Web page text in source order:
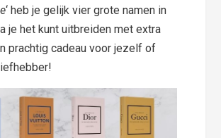
‘ heb je gelijk vier grote namen in
je het kunt uitbreiden met extra
prachtig cadeau voor jezelf of